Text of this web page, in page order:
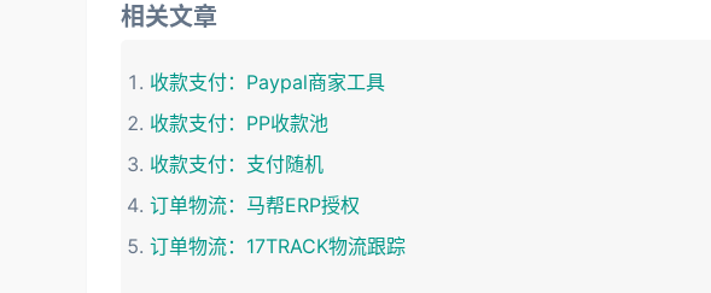
相关文章
收款支付：Paypal商家工具
收款支付：PP收款池
收款支付：支付随机
订单物流：马帮ERP授权
订单物流：17TRACK物流跟踪